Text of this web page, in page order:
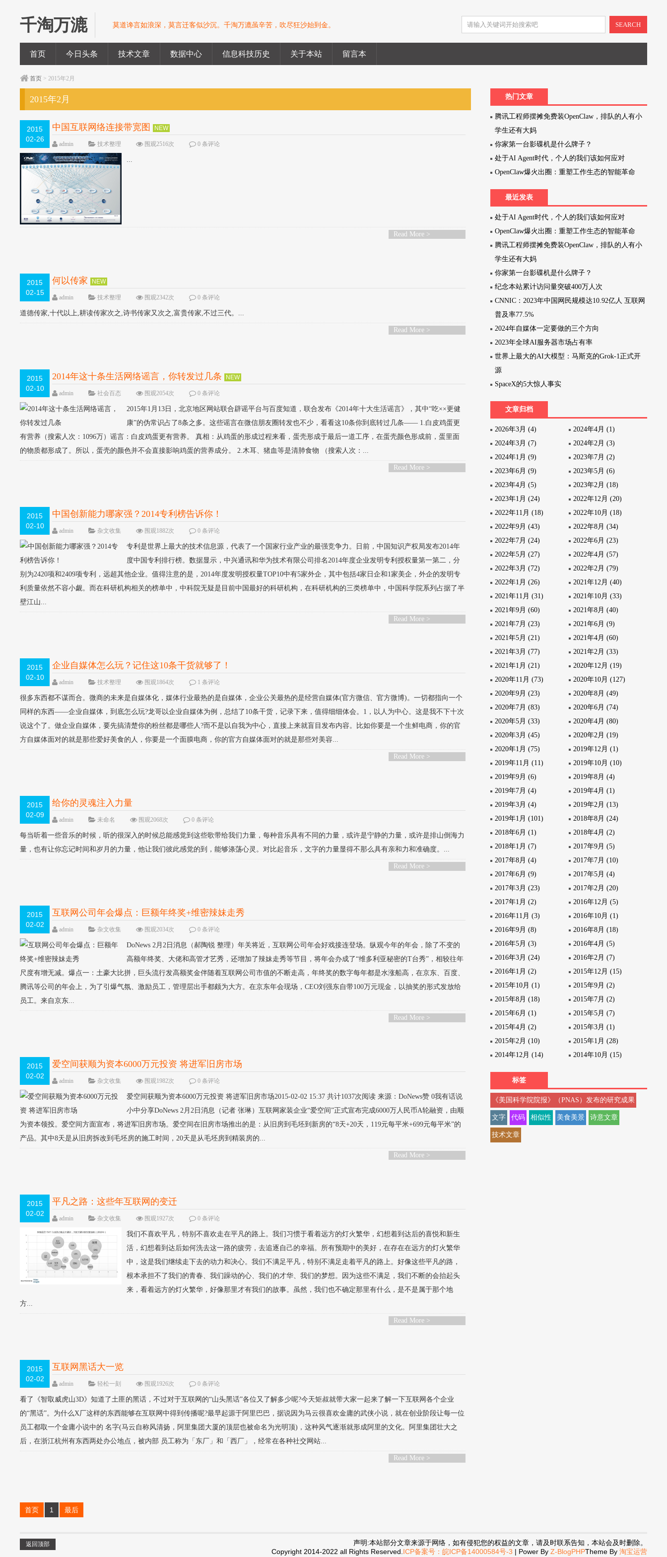
千淘万漉 莫道谗言如浪深，莫言迁客似沙沉。千淘万漉虽辛苦，吹尽狂沙始到金。 SEARCH
首页 今日头条 技术文章 数据中心 信息科技历史 关于本站 留言本
首页 > 2015年2月
2015年2月
2015
02-26
中国互联网络连接带宽图 NEW
admin 技术整理 围观2516次 0 条评论
...
Read More >
2015
02-15
何以传家 NEW
admin 技术整理 围观2342次 0 条评论
道德传家,十代以上,耕读传家次之,诗书传家又次之,富贵传家,不过三代。...
Read More >
2015
02-10
2014年这十条生活网络谣言，你转发过几条 NEW
admin 社会百态 围观2054次 0 条评论
2015年1月13日，北京地区网站联合辟谣平台与百度知道，联合发布《2014年十大生活谣言》，其中“吃××更健
康”的伪常识占了8条之多。这些谣言在微信朋友圈转发也不少，看看这10条你到底转过几条—— 1.白皮鸡蛋更
有营养（搜索人次：1096万）谣言：白皮鸡蛋更有营养。 真相：从鸡蛋的形成过程来看，蛋壳形成于最后一道工序，在蛋壳颜色形成前，蛋里面
的物质都形成了。所以，蛋壳的颜色并不会直接影响鸡蛋的营养成分。 2.木耳、猪血等是清肺食物 （搜索人次：...
Read More >
2015
02-10
中国创新能力哪家强？2014专利榜告诉你！
admin 杂文收集 围观1882次 0 条评论
专利是世界上最大的技术信息源，代表了一个国家行业产业的最强竞争力。日前，中国知识产权局发布2014年
度中国专利排行榜。数据显示，中兴通讯和华为技术有限公司排名2014年度企业发明专利授权量第一第二，分
别为2420项和2409项专利，远超其他企业。值得注意的是，2014年度发明授权量TOP10中有5家外企，其中包括4家日企和1家美企，外企的发明专
利质量依然不容小觑。而在科研机构相关的榜单中，中科院无疑是目前中国最好的科研机构，在科研机构的三类榜单中，中国科学院系列占据了半
壁江山...
Read More >
2015
02-10
企业自媒体怎么玩？记住这10条干货就够了！
admin 技术整理 围观1864次 1 条评论
很多东西都不谋而合。微商的未来是自媒体化，媒体行业最热的是自媒体，企业公关最热的是经营自媒体(官方微信、官方微博)。一切都指向一个
同样的东西——企业自媒体，到底怎么玩?龙哥以企业自媒体为例，总结了10条干货，记录下来，值得细细体会。1，以人为中心。这是我不下十次
说这个了。做企业自媒体，要先搞清楚你的粉丝都是哪些人?而不是以自我为中心，直接上来就盲目发布内容。比如你要是一个生鲜电商，你的官
方自媒体面对的就是那些爱好美食的人，你要是一个面膜电商，你的官方自媒体面对的就是那些对美容...
Read More >
2015
02-09
给你的灵魂注入力量
admin 未命名 围观2068次 0 条评论
每当听着一些音乐的时候，听的很深入的时候总能感觉到这些歌带给我们力量，每种音乐具有不同的力量，或许是宁静的力量，或许是排山倒海力
量，也有让你忘记时间和岁月的力量，他让我们彼此感觉的到，能够涤荡心灵。对比起音乐，文字的力量显得不那么具有亲和力和准确度。...
Read More >
2015
02-02
互联网公司年会爆点：巨额年终奖+维密辣妹走秀
admin 杂文收集 围观2034次 0 条评论
DoNews 2月2日消息（郝陶锐 整理）年关将近，互联网公司年会好戏接连登场。纵观今年的年会，除了不变的
高额年终奖、大佬和高管才艺秀，还增加了辣妹走秀等节目，将年会办成了“维多利亚秘密的T台秀”，相较往年
尺度有增无减。爆点一：土豪大比拼，巨头流行发高额奖金伴随着互联网公司市值的不断走高，年终奖的数字每年都是水涨船高，在京东、百度、
腾讯等公司的年会上，为了引爆气氛、激励员工，管理层出手都颇为大方。在京东年会现场，CEO刘强东自带100万元现金，以抽奖的形式发放给
员工。来自京东...
Read More >
2015
02-02
爱空间获顺为资本6000万元投资 将进军旧房市场
admin 杂文收集 围观1982次 0 条评论
爱空间获顺为资本6000万元投资 将进军旧房市场2015-02-02 15:37 共计1037次阅读 来源：DoNews赞 0我有话说
小中分享DoNews 2月2日消息（记者 张琳）互联网家装企业“爱空间”正式宣布完成6000万人民币A轮融资，由顺
为资本领投。爱空间方面宣布，将进军旧房市场。爱空间在旧房市场推出的是：从旧房到毛坯到新房的“8天+20天，119元每平米+699元每平米”的
产品。其中8天是从旧房拆改到毛坯房的施工时间，20天是从毛坯房到精装房的...
Read More >
2015
02-02
平凡之路：这些年互联网的变迁
admin 杂文收集 围观1927次 0 条评论
我们不喜欢平凡，特别不喜欢走在平凡的路上。我们习惯于看着远方的灯火繁华，幻想着到达后的喜悦和新生
活，幻想着到达后如何洗去这一路的疲劳，去追逐自己的幸福。所有预期中的美好，在存在在远方的灯火繁华
中，这是我们继续走下去的动力和决心。我们不满足平凡，特别不满足走着平凡的路上。好像这些平凡的路，
根本承担不了我们的青春、我们躁动的心、我们的才华、我们的梦想。因为这些不满足，我们不断的会抬起头
来，看着远方的灯火繁华，好像那里才有我们的故事。虽然，我们也不确定那里有什么，是不是属于那个地
方...
Read More >
2015
02-02
互联网黑话大一览
admin 轻松一刻 围观1926次 0 条评论
看了《智取威虎山3D》知道了土匪的黑话，不过对于互联网的“山头黑话”各位又了解多少呢?今天矩叔就带大家一起来了解一下互联网各个企业
的“黑话”。为什么X厂这样的东西能够在互联网中得到传播呢?最早起源于阿里巴巴，据说因为马云很喜欢金庸的武侠小说，就在创业阶段让每一位
员工都取一个金庸小说中的 名字(马云自称风清扬，阿里集团大厦的顶层也被命名为光明顶)，这种风气逐渐就形成阿里的文化。阿里集团壮大之
后，在浙江杭州有东西两处办公地点，被内部 员工称为「东厂」和「西厂」，经常在各种社交网站...
Read More >
首页 1 最后
热门文章
腾讯工程师摆摊免费装OpenClaw，排队的人有小
学生还有大妈
你家第一台影碟机是什么牌子？
处于AI Agent时代，个人的我们该如何应对
OpenClaw爆火出圈：重塑工作生态的智能革命
最近发表
处于AI Agent时代，个人的我们该如何应对
OpenClaw爆火出圈：重塑工作生态的智能革命
腾讯工程师摆摊免费装OpenClaw，排队的人有小
学生还有大妈
你家第一台影碟机是什么牌子？
纪念本站累计访问量突破400万人次
CNNIC：2023年中国网民规模达10.92亿人 互联网
普及率77.5%
2024年自媒体一定要做的三个方向
2023年全球AI服务器市场占有率
世界上最大的AI大模型：马斯克的Grok-1正式开
源
SpaceX的5大惊人事实
文章归档
2026年3月 (4)
2024年4月 (1)
2024年3月 (7)
2024年2月 (3)
2024年1月 (9)
2023年7月 (2)
2023年6月 (9)
2023年5月 (6)
2023年4月 (5)
2023年2月 (18)
2023年1月 (24)
2022年12月 (20)
2022年11月 (18)
2022年10月 (18)
2022年9月 (43)
2022年8月 (34)
2022年7月 (24)
2022年6月 (23)
2022年5月 (27)
2022年4月 (57)
2022年3月 (72)
2022年2月 (79)
2022年1月 (26)
2021年12月 (40)
2021年11月 (31)
2021年10月 (33)
2021年9月 (60)
2021年8月 (40)
2021年7月 (23)
2021年6月 (9)
2021年5月 (21)
2021年4月 (60)
2021年3月 (77)
2021年2月 (33)
2021年1月 (21)
2020年12月 (19)
2020年11月 (73)
2020年10月 (127)
2020年9月 (23)
2020年8月 (49)
2020年7月 (83)
2020年6月 (74)
2020年5月 (33)
2020年4月 (80)
2020年3月 (45)
2020年2月 (19)
2020年1月 (75)
2019年12月 (1)
2019年11月 (11)
2019年10月 (10)
2019年9月 (6)
2019年8月 (4)
2019年7月 (4)
2019年4月 (1)
2019年3月 (4)
2019年2月 (13)
2019年1月 (101)
2018年8月 (24)
2018年6月 (1)
2018年4月 (2)
2018年1月 (7)
2017年9月 (5)
2017年8月 (4)
2017年7月 (10)
2017年6月 (9)
2017年5月 (4)
2017年3月 (23)
2017年2月 (20)
2017年1月 (2)
2016年12月 (5)
2016年11月 (3)
2016年10月 (1)
2016年9月 (8)
2016年8月 (18)
2016年5月 (3)
2016年4月 (5)
2016年3月 (24)
2016年2月 (7)
2016年1月 (2)
2015年12月 (15)
2015年10月 (1)
2015年9月 (2)
2015年8月 (18)
2015年7月 (2)
2015年6月 (1)
2015年5月 (7)
2015年4月 (2)
2015年3月 (1)
2015年2月 (10)
2015年1月 (28)
2014年12月 (14)
2014年10月 (15)
标签
《美国科学院院报》（PNAS）发布的研究成果
文字 代码 相似性 美食美景 诗意文章
技术文章
返回顶部
声明:本站部分文章来源于网络，如有侵犯您的权益的文章，请及时联系告知，本站会及时删除。
Copyright 2014-2022 all Rights Reserved. ICP备案号：皖ICP备14000584号-3 | Power By Z-BlogPHPTheme By 淘宝运营